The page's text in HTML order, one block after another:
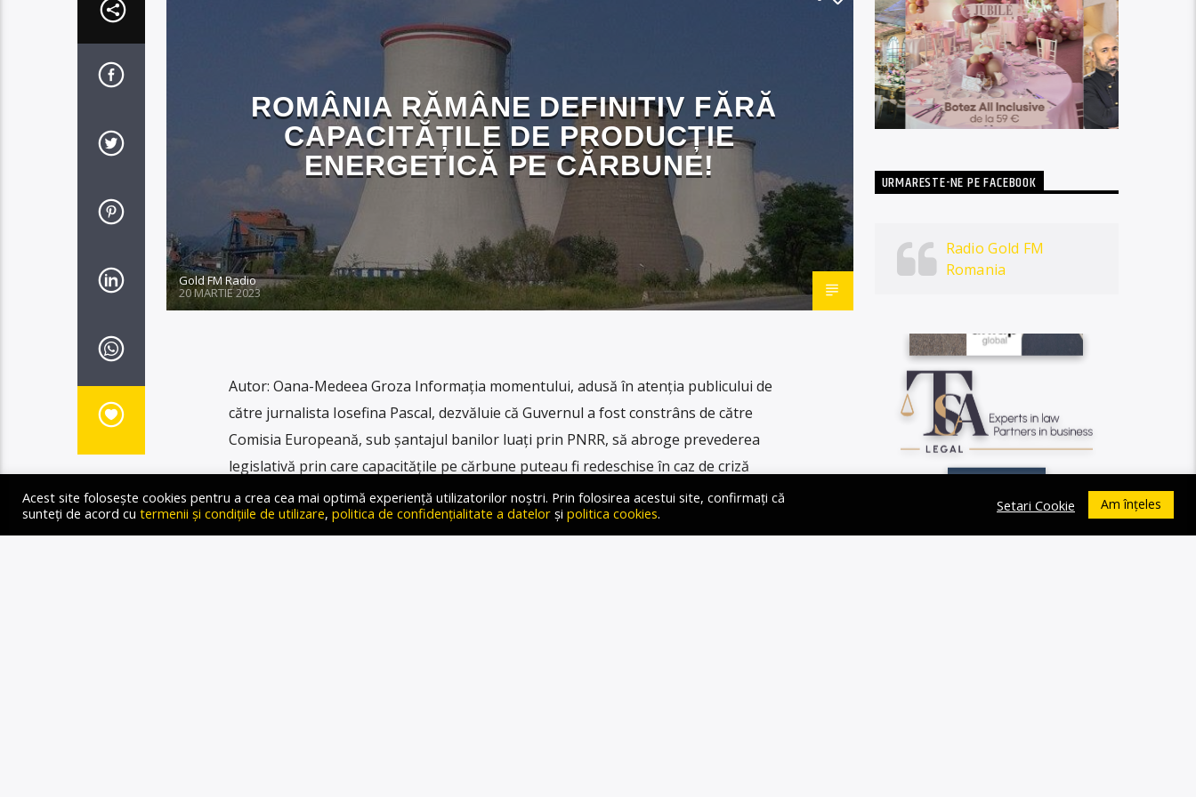
ROMÂNIA RĂMÂNE DEFINITIV FĂRĂ
CAPACITĂȚILE DE PRODUCȚIE
ENERGETICĂ PE CĂRBUNE!
Gold FM Radio
20 MARTIE 2023
Autor: Oana-Medeea Groza Informația momentului, adusă în atenția publicului de
către jurnalista Iosefina Pascal, dezvăluie că Guvernul a fost constrâns de către
Comisia Europeană, sub șantajul banilor luați prin PNRR, să abroge prevederea
legislativă prin care capacitățile pe cărbune puteau fi redeschise în caz de criză
energetică. Același lucru era promovat și de către Virgil […]
URMARESTE-NE PE FACEBOOK
Radio Gold FM
Romania
Acest site folosește cookies pentru a crea cea mai optimă experiență utilizatorilor noștri. Prin folosirea acestui site, confirmați că
sunteți de acord cu termenii și condițiile de utilizare, politica de confidențialitate a datelor și politica cookies. Setari Cookie Am înțeles